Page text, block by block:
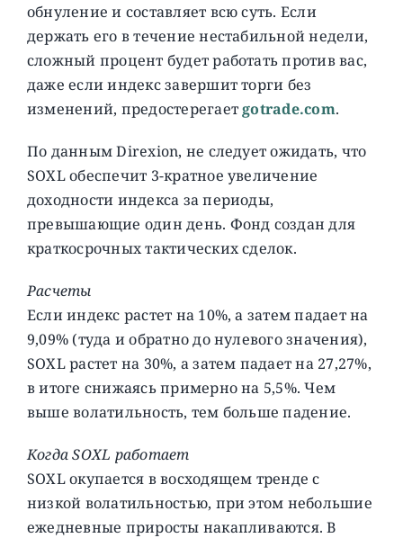
обнуление и составляет всю суть. Если
держать его в течение нестабильной недели,
сложный процент будет работать против вас,
даже если индекс завершит торги без
изменений, предостерегаетgotrade.com.
По данным Direxion, не следует ожидать, что
SOXL обеспечит 3-кратное увеличение
доходности индекса за периоды,
превышающие один день. Фонд создан для
краткосрочных тактических сделок.
Расчеты
Если индекс растет на 10%, а затем падает на
9,09% (туда и обратно до нулевого значения),
SOXL растет на 30%, а затем падает на 27,27%,
в итоге снижаясь примерно на 5,5%. Чем
выше волатильность, тем больше падение.
Когда SOXL работает
SOXL окупается в восходящем тренде с
низкой волатильностью, при этом небольшие
ежедневные приросты накапливаются. В